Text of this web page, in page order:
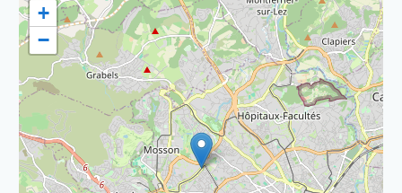
+
−